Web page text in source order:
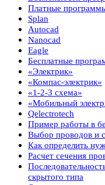
Платные
Splan
Autocad
Nanocad
Eagle
Бесплатные
«Электрик»
«Компас-электрик»
«1-2-3 схема»
«Мобильный
Qelectrotech
Пример работы в
Выбор проводов и
Как определить
Расчет сечения
скрытого типа